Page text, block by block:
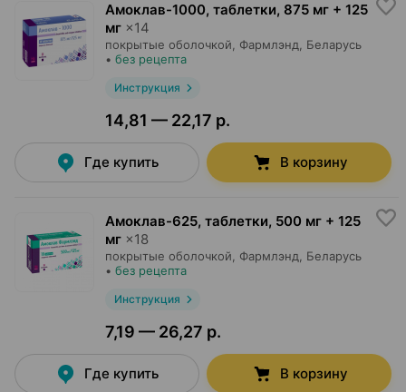
Амоклав-1000, таблетки, 875 мг + 125
мг ×14
покрытые оболочкой, Фармлэнд , Беларусь
• без рецепта
Инструкция
14,81 — 22,17 р.
Где купить В корзину
Амоклав-625, таблетки, 500 мг + 125
мг ×18
покрытые оболочкой, Фармлэнд , Беларусь
• без рецепта
Инструкция
7,19 — 26,27 р.
Где купить В корзину